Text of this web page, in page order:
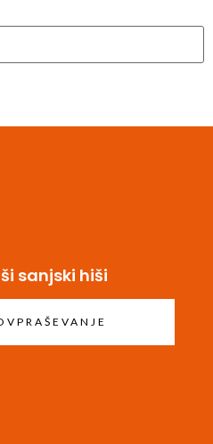
sanjski hiši